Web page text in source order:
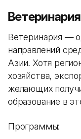
Ветеринария
Ветеринария —
направлений
Азии. Хотя
хозяйства,
желающих
образование в
Программы: